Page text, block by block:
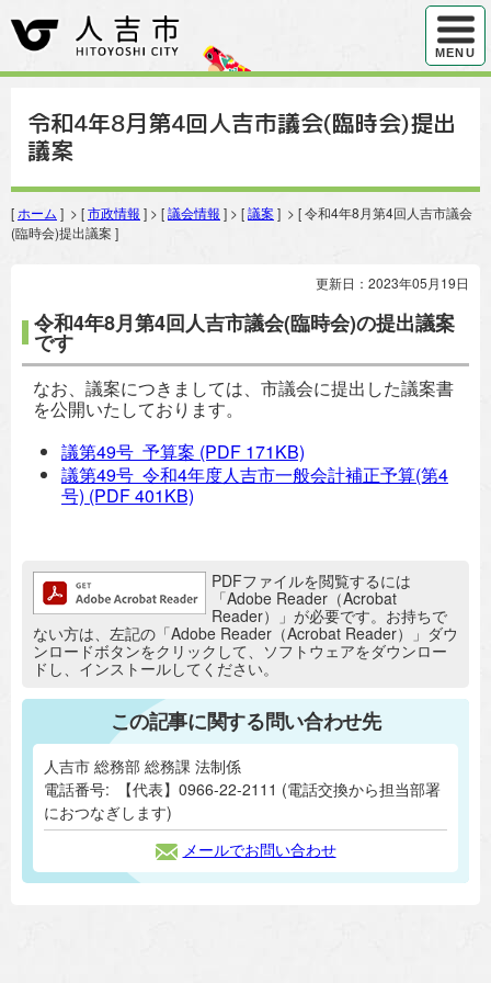
ハンバ
MENU
令和4年8月第4回人吉市議会(臨時会)提出
議案
[ ホーム ] > [市政情報 ] > [議会情報 ] > [議案 ] > [ 令和4年8月第4回人吉市議会
(臨時会)提出議案 ]
更新日：2023年05月19日
令和4年8月第4回人吉市議会(臨時会)の提出議案
です
なお、議案につきましては、市議会に提出した議案書
を公開いたしております。
議第49号 予算案 (PDF 171KB)
議第49号 令和4年度人吉市一般会計補正予算(第4
号) (PDF 401KB)
追加情報：PDFファイルPDFファイルを閲覧するには
「Adobe Reader（Acrobat
Reader）」が必要です。お持ちで
ない方は、左記の「Adobe Reader（Acrobat Reader）」ダウ
ンロードボタンをクリックして、ソフトウェアをダウンロー
ドし、インストールしてください。
この記事に関する問い合わせ先
人吉市 総務部 総務課 法制係
電話番号:
【代表】0966-22-2111 (電話交換から担当部署
におつなぎします)
メールでお問い合わせ